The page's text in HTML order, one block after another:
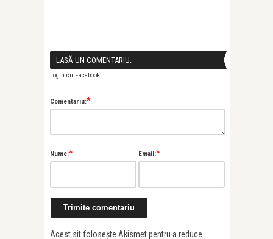
LASĂ UN COMENTARIU:
Login cu Facebook
Comentariu:*
Nume:* Email:*
Acest sit folosește Akismet pentru a reduce